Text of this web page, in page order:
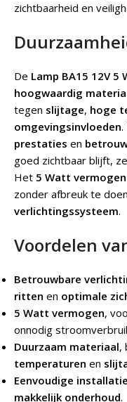
zichtbaarheid en
De Lamp BA15 12V
hoogwaardig
tegen slijtage, hoge
omgevingsinvloeden.
prestaties en
goed zichtbaar blijft,
Het 5 Watt vermogen
zonder afbreuk te
verlichtingssysteem.
Voordelen
Betrouwbare
ritten en optimale
5 Watt vermogen,
onnodig
Duurzaam materiaal,
temperaturen en
Eenvoudige installatie
makkelijk onderhoud.